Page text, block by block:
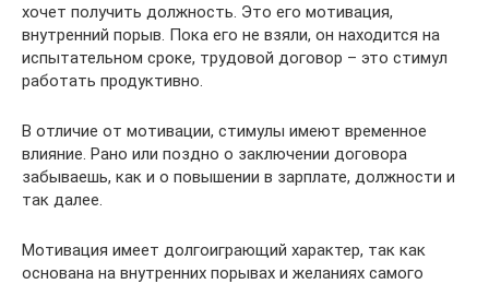
хочет получить должность. Это его мотивация,
внутренний порыв. Пока его не взяли, он находится на
испытательном сроке, трудовой договор – это стимул
работать продуктивно.
В отличие от мотивации, стимулы имеют временное
влияние. Рано или поздно о заключении договора
забываешь, как и о повышении в зарплате, должности и
так далее.
Мотивация имеет долгоиграющий характер, так как
основана на внутренних порывах и желаниях самого